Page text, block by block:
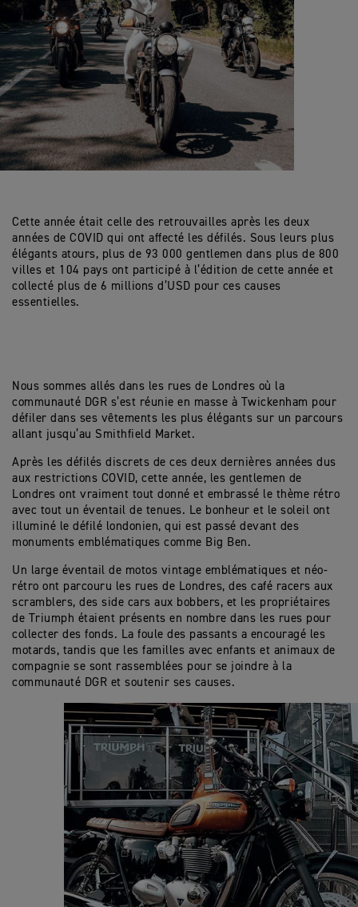
Cette année était celle des retrouvailles après les deux
années de COVID qui ont affecté les défilés. Sous leurs plus
élégants atours, plus de 93 000 gentlemen dans plus de 800
villes et 104 pays ont participé à l’édition de cette année et
collecté plus de 6 millions d’USD pour ces causes
essentielles.
Nous sommes allés dans les rues de Londres où la
communauté DGR s’est réunie en masse à Twickenham pour
défiler dans ses vêtements les plus élégants sur un parcours
allant jusqu’au Smithfield Market.
Après les défilés discrets de ces deux dernières années dus
aux restrictions COVID, cette année, les gentlemen de
Londres ont vraiment tout donné et embrassé le thème rétro
avec tout un éventail de tenues. Le bonheur et le soleil ont
illuminé le défilé londonien, qui est passé devant des
monuments emblématiques comme Big Ben.
Un large éventail de motos vintage emblématiques et néo-
rétro ont parcouru les rues de Londres, des café racers aux
scramblers, des side cars aux bobbers, et les propriétaires
de Triumph étaient présents en nombre dans les rues pour
collecter des fonds. La foule des passants a encouragé les
motards, tandis que les familles avec enfants et animaux de
compagnie se sont rassemblées pour se joindre à la
communauté DGR et soutenir ses causes.